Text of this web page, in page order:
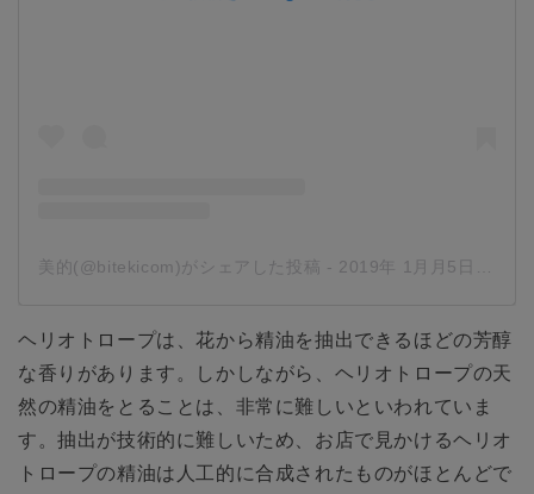
美的(@bitekicom)がシェアした投稿 - 2019年 1月月5日午後7時50分PST
ヘリオトロープは、花から精油を抽出できるほどの芳醇
な香りがあります。しかしながら、ヘリオトロープの天
然の精油をとることは、非常に難しいといわれていま
す。抽出が技術的に難しいため、お店で見かけるヘリオ
トロープの精油は人工的に合成されたものがほとんどで